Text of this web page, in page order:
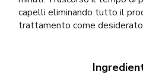
capelli eliminando tutto il
trattamento come